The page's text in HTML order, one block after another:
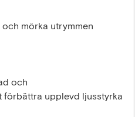
mörka utrymmen
och
förbättra upplevd ljusstyrka